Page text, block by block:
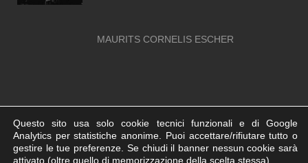
MAURITS CORNELIS ESCHER
© Neapolis.Art - C.F. 95130700636 | Powered byAgenzia di
Questo sito usa solo cookie tecnici funzionali e di Google
Analytics per statistiche anonime. Puoi accettare/rifiutare tutto o
gestire le tue preferenze. Se chiudi il banner nessun cookie sarà
attivato (oltre quello di memorizzazione della scelta stessa).